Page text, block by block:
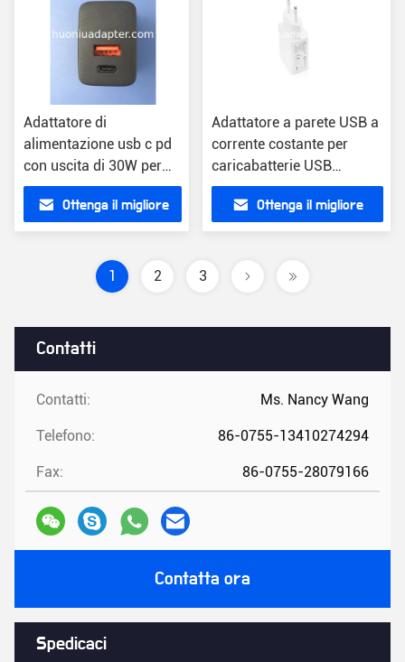
Contatti
Contatti: Ms. Nancy Wang
Telefono: 86-0755-13410274294
Fax: 86-0755-28079166
Contatta ora
Spedicaci
Adattatore di
alimentazione usb c pd
con uscita di 30W per
dispositivi abilitati a PD
leggero e sicuro
Ottenga il migliore
Adattatore a parete USB a
corrente costante per
caricabatterie USB
Categoria Europa
Popolare Disegno di
montaggio a parete a
Ottenga il migliore
1 2 3